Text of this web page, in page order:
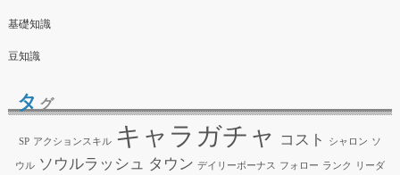
基礎知識
豆知識
タ グ
SP アクションスキル キャラガチャ コスト シャロン ソ
ウル ソウルラッシュ タウン デイリーボーナス フォロー ランク リーダ